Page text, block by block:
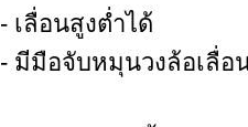
- เลื่อนสูงต่ำได้
- มีมือจับหมุนวงล้อเลื่อ